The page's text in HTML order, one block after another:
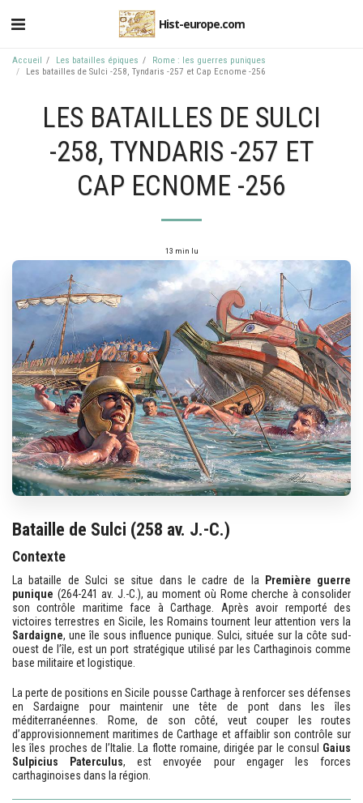
Hist-europe.com
Accueil Les batailles épiques
Rome : les guerres puniques
Les batailles de Sulci -258, Tyndaris -257 et Cap Ecnome -256
LES BATAILLES DE SULCI
-258, TYNDARIS -257 ET
CAP ECNOME -256
13 min lu
Bataille de Sulci (258 av. J.-C.)
Contexte
La bataille de Sulci se situe dans le cadre de la
Première guerre
punique (264-241 av. J.-C.), au moment où Rome cherche à consolider
son contrôle maritime face à Carthage. Après avoir remporté des
victoires terrestres en Sicile, les Romains tournent leur attention vers la
Sardaigne, une île sous influence punique. Sulci, située sur la côte sud-
ouest de l’île, est un port stratégique utilisé par les Carthaginois comme
base militaire et logistique.
La perte de positions en Sicile pousse Carthage à renforcer ses défenses
en Sardaigne pour maintenir une tête de pont dans les îles
méditerranéennes. Rome, de son côté, veut couper les routes
d’approvisionnement maritimes de Carthage et affaiblir son contrôle sur
les îles proches de l’Italie. La flotte romaine, dirigée par le consul Gaius
Sulpicius Paterculus, est envoyée pour engager les forces
carthaginoises dans la région.